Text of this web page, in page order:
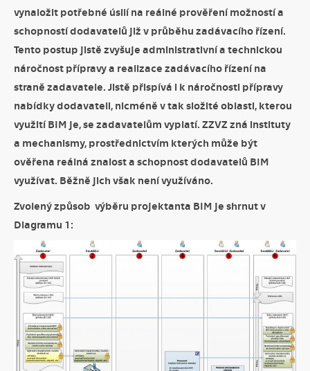
vynaložit potřebné úsilí na reálné prověření možností a
schopností dodavatelů již v průběhu zadávacího řízení.
Tento postup jistě zvyšuje administrativní a technickou
náročnost přípravy a realizace zadávacího řízení na
straně zadavatele. Jistě přispívá i k náročnosti přípravy
nabídky dodavateli, nicméně v tak složité oblasti, kterou
využití BIM je, se zadavatelům vyplatí. ZZVZ zná instituty
a mechanismy, prostřednictvím kterých může být
ověřena reálná znalost a schopnost dodavatelů BIM
využívat. Běžně jich však není využíváno.
Zvolený způsob výběru projektanta BIM je shrnut v
Diagramu 1: